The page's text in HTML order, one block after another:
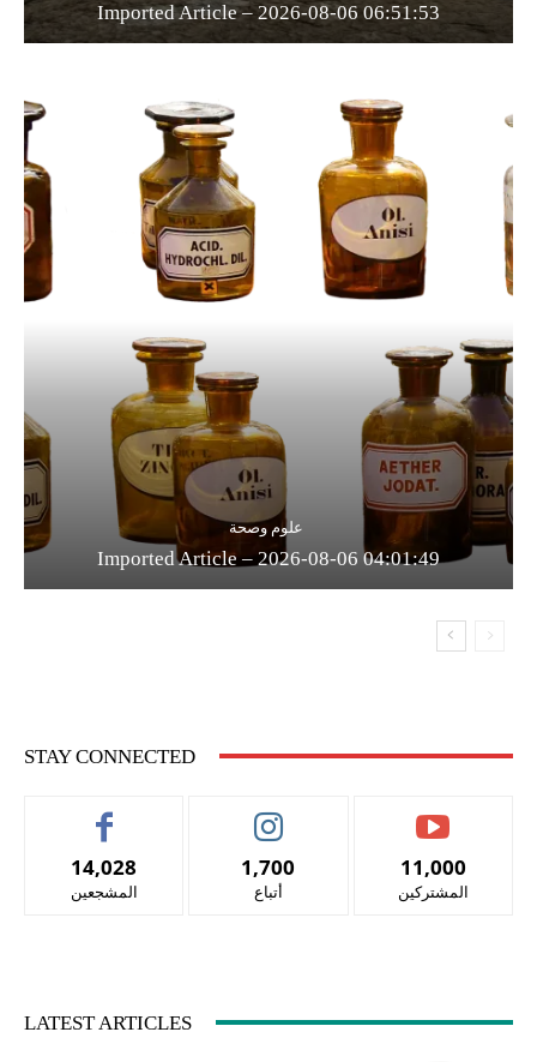
Imported Article – 2026-08-06 06:51:53
علوم وصحة
Imported Article – 2026-08-06 04:01:49
STAY CONNECTED
14,028
المشجعين
1,700
أتباع
11,000
المشتركين
LATEST ARTICLES